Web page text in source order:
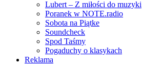
Lubert – Z miłości do muzyki
Poranek w NOTE.radio
Sobota na Piątke
Soundcheck
Spod Taśmy
Pogaduchy o klasykach
Reklama